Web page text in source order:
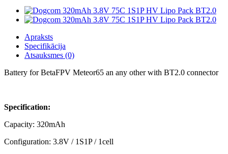
Apraksts
Specifikācija
Atsauksmes (0)
Battery for BetaFPV Meteor65 an any other with BT2.0 connector
Specification:
Capacity: 320mAh
Configuration: 3.8V / 1S1P / 1cell